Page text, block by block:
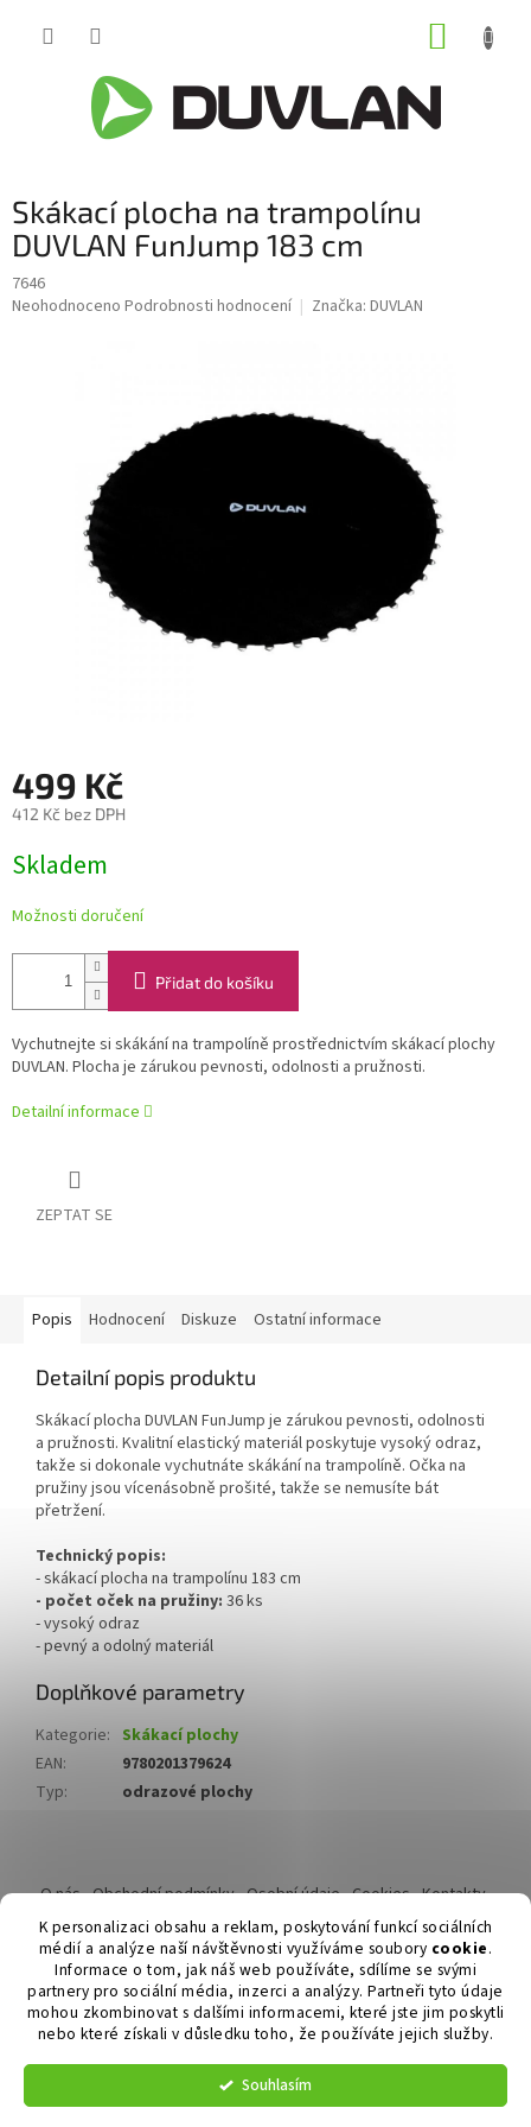
K personalizaci obsahu a reklam, poskytování funkcí sociálních
médií a analýze naší návštěvnosti využíváme soubory cookie.
Informace o tom, jak náš web používáte, sdílíme se svými
partnery pro sociální média, inzerci a analýzy. Partneři tyto údaje
mohou zkombinovat s dalšími informacemi, které jste jim poskytli
nebo které získali v důsledku toho, že používáte jejich služby.
Souhlasím
Skákací plocha na trampolínu
DUVLAN FunJump 183 cm
7646
Průměrné
Neohodnoceno Podrobnosti hodnocení Značka: DUVLAN
499 Kč
412 Kč bez DPH
cena:
Skladem
Možnosti doručení
Přidat do košíku
Vychutnejte si skákání na trampolíně prostřednictvím skákací plochy
DUVLAN. Plocha je zárukou pevnosti, odolnosti a pružnosti.
Detailní informace
ZEPTAT SE
Popis Hodnocení Diskuze Ostatní informace
Detailní popis produktu
Skákací plocha DUVLAN FunJump je zárukou pevnosti, odolnosti
a pružnosti. Kvalitní elastický materiál poskytuje vysoký odraz,
takže si dokonale vychutnáte skákání na trampolíně. Očka na
pružiny jsou vícenásobně prošité, takže se nemusíte bát
přetržení.
Technický popis:
- skákací plocha na trampolínu 183 cm
- počet oček na pružiny: 36 ks
- vysoký odraz
- pevný a odolný materiál
Doplňkové parametry
Kategorie: Skákací plochy
EAN:
9780201379624
Typ: odrazové plochy
á
p
O nás Obchodní podmínky Osobní údaje Cookies Kontakty
Reklamační řád
Vytvořil Shoptet
Copyright 2026Duvlan.cz. Všechna práva vyhrazena.Upravit